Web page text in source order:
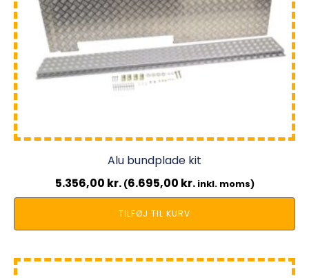
Alu bundplade kit
5.356,00 kr. (6.695,00 kr.inkl. moms)
TILFØJ TIL KURV